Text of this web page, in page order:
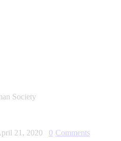
Society
21, 2020 0 Comments